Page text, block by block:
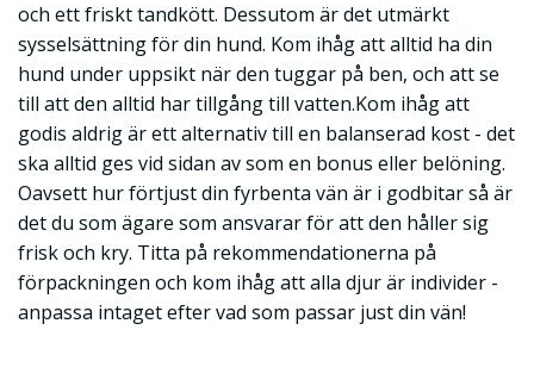
och ett friskt tandkött. Dessutom är det utmärkt
sysselsättning för din hund. Kom ihåg att alltid ha din
hund under uppsikt när den tuggar på ben, och att se
till att den alltid har tillgång till vatten.Kom ihåg att
godis aldrig är ett alternativ till en balanserad kost - det
ska alltid ges vid sidan av som en bonus eller belöning.
Oavsett hur förtjust din fyrbenta vän är i godbitar så är
det du som ägare som ansvarar för att den håller sig
frisk och kry. Titta på rekommendationerna på
förpackningen och kom ihåg att alla djur är individer -
anpassa intaget efter vad som passar just din vän!